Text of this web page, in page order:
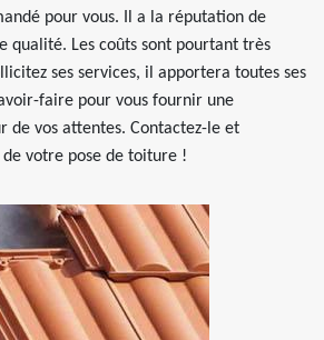
pour vous. Il a la réputation de
qualité. Les coûts sont pourtant très
ses services, il apportera toutes ses
faire pour vous fournir une
de vos attentes. Contactez-le et
votre pose de toiture !